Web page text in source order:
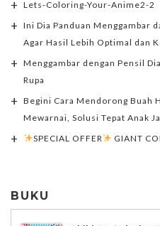
Lets-Coloring-Your-Anime2-2
Ini Dia Panduan Menggambar
Agar Hasil Lebih Optimal dan
Menggambar dengan Pensil
Rupa
Begini Cara Mendorong Buah
Mewarnai, Solusi Tepat Anak
SPECIAL OFFER
GIANT
BUKU